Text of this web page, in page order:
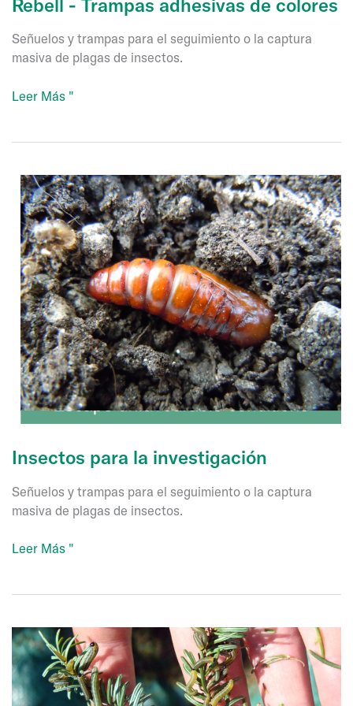
Señuelos y trampas para el seguimiento o la captura
masiva de plagas de insectos.
Rebell
colores
Leer Más "
Insectos para la investigación
Señuelos y trampas para el seguimiento o la captura
masiva de plagas de insectos.
Insectos
Leer Más "